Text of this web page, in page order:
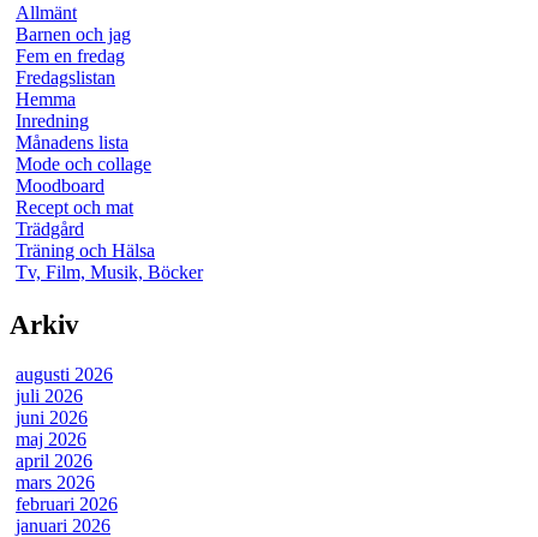
Allmänt
Barnen och jag
Fem en fredag
Fredagslistan
Hemma
Inredning
Månadens lista
Mode och collage
Moodboard
Recept och mat
Trädgård
Träning och Hälsa
Tv, Film, Musik, Böcker
Arkiv
augusti 2026
juli 2026
juni 2026
maj 2026
april 2026
mars 2026
februari 2026
januari 2026